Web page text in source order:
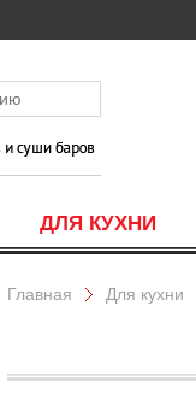
ДЛЯ КУХНИ
Главная Для кухни